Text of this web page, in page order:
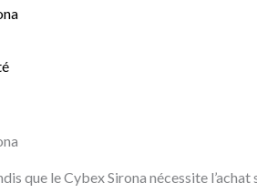
que le Cybex Sirona nécessite l’achat